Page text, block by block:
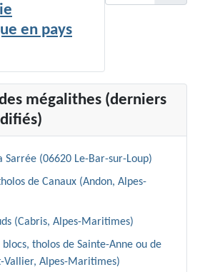
en pays
mégalithes (derniers
Sarrée (06620 Le-Bar-sur-Loup)
de Canaux (Andon, Alpes-
(Cabris, Alpes-Maritimes)
blocs, tholos de Sainte-Anne ou de
Vallier, Alpes-Maritimes)